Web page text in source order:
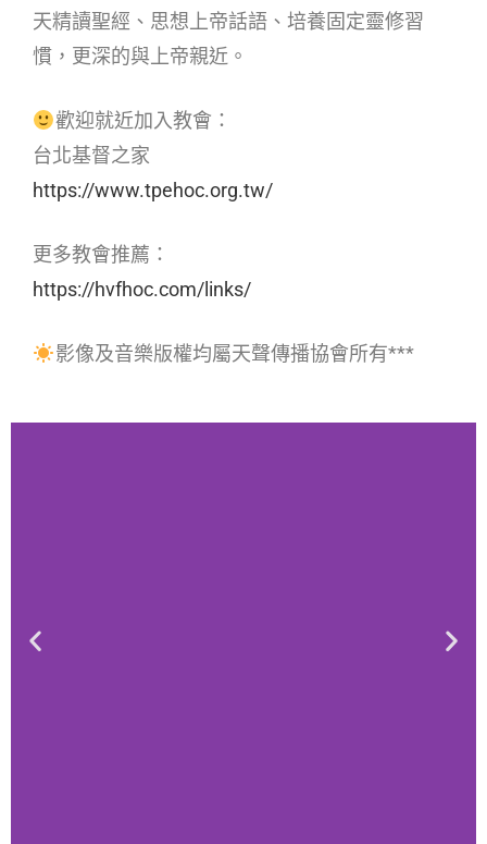
天精讀聖經、思想上帝話語、培養固定靈修習
慣，更深的與上帝親近。
歡迎就近加入教會：
台北基督之家
https://www.tpehoc.org.tw/
更多教會推薦：
https://hvfhoc.com/links/
影像及音樂版權均屬天聲傳播協會所有***